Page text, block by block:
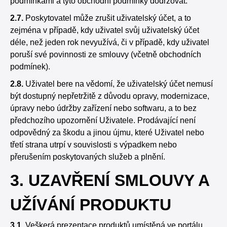
2.7. Poskytovatel může zrušit uživatelský účet, a to
zejména v případě, kdy uživatel svůj uživatelský účet
déle, než jeden rok nevyužívá, či v případě, kdy uživatel
poruší své povinnosti ze smlouvy (včetně obchodních
podmínek).
2.8. Uživatel bere na vědomí, že uživatelský účet nemusí
být dostupný nepřetržitě z důvodu opravy, modernizace,
úpravy nebo údržby zařízení nebo softwaru, a to bez
předchozího upozornění Uživatele. Prodávající není
odpovědný za škodu a jinou újmu, které Uživatel nebo
třetí strana utrpí v souvislosti s výpadkem nebo
přerušením poskytovaných služeb a plnění.
3. UZAVŘENÍ SMLOUVY A
UŽÍVÁNÍ PRODUKTU
3.1. Veškerá prezentace produktů umístěná ve portálu